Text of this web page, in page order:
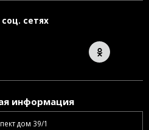
сетях
информация
дом 39/1